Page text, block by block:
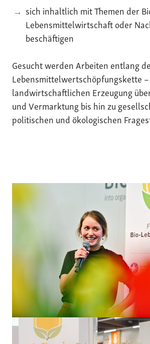
sich inhaltlich mit Themen der
Lebensmittelwirtschaft oder
beschäftigen
Gesucht werden Arbeiten entlang
Lebensmittelwertschöpfungskette
landwirtschaftlichen Erzeugung
und Vermarktung bis hin zu
politischen und ökologischen